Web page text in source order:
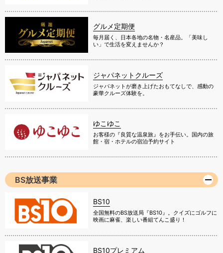
グルメ定期便
毎月届く、日本各地の名物・名産品。「美味し
い」で生活を変えませんか？
ジャパネットクルーズ
ジャパネットが磨き上げたおもてなしで、感動の
豪華クルーズ体験を。
ゆこゆこ
お客様の『良質な温泉旅』をお手伝い。国内の旅
館・宿・ホテルの宿泊予約サイト
BS放送事業
BS10
全国無料のBS放送局『BS10』。クイズにゴルフに
映画に麻雀、楽しい番組てんこ盛り！
BS10プレミアム